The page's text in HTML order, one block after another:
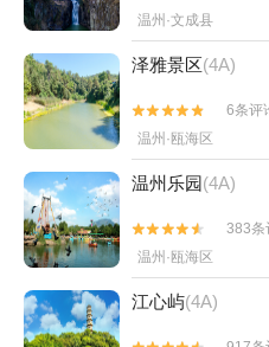
温州·文成县
泽雅景区(4A)


6条评
温州·瓯海区
温州乐园(4A)


383条
温州·瓯海区
江心屿(4A)